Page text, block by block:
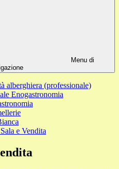
Menu di
alberghiera (professionale)
Enogastronomia
e Vendita